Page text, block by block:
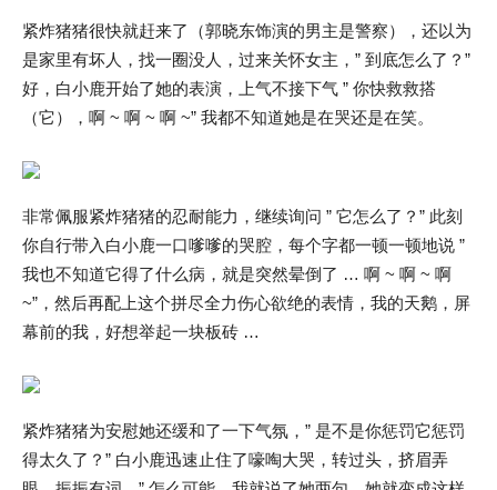
紧炸猪猪很快就赶来了（郭晓东饰演的男主是警察），还以为
是家里有坏人，找一圈没人，过来关怀女主，” 到底怎么了？”
好，白小鹿开始了她的表演，上气不接下气 ” 你快救救搭
（它），啊 ~ 啊 ~ 啊 ~” 我都不知道她是在哭还是在笑。
非常佩服紧炸猪猪的忍耐能力，继续询问 ” 它怎么了？” 此刻
你自行带入白小鹿一口嗲嗲的哭腔，每个字都一顿一顿地说 ”
我也不知道它得了什么病，就是突然晕倒了 … 啊 ~ 啊 ~ 啊
~”，然后再配上这个拼尽全力伤心欲绝的表情，我的天鹅，屏
幕前的我，好想举起一块板砖 …
紧炸猪猪为安慰她还缓和了一下气氛，” 是不是你惩罚它惩罚
得太久了？” 白小鹿迅速止住了嚎啕大哭，转过头，挤眉弄